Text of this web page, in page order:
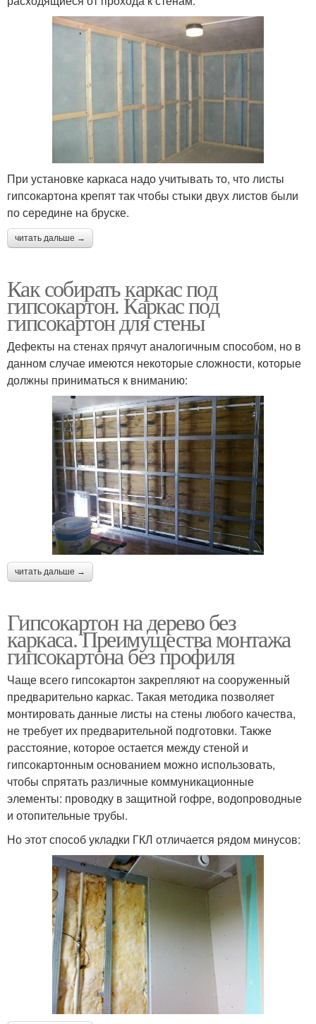
При установке каркаса надо учитывать то, что листы
гипсокартона крепят так чтобы стыки двух листов были
по середине на бруске.
читать дальше →
Как собирать каркас под
гипсокартон. Каркас под
гипсокартон для стены
Дефекты на стенах прячут аналогичным способом, но в
данном случае имеются некоторые сложности, которые
должны приниматься к вниманию:
читать дальше →
Гипсокартон на дерево без
каркаса. Преимущества монтажа
гипсокартона без профиля
Чаще всего гипсокартон закрепляют на сооруженный
предварительно каркас. Такая методика позволяет
монтировать данные листы на стены любого качества,
не требует их предварительной подготовки. Также
расстояние, которое остается между стеной и
гипсокартонным основанием можно использовать,
чтобы спрятать различные коммуникационные
элементы: проводку в защитной гофре, водопроводные
и отопительные трубы.
Но этот способ укладки ГКЛ отличается рядом минусов: